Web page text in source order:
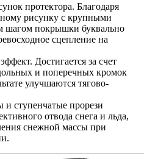
протектора. Благодаря
рисунку с крупными
шагом покрышки буквально
сцепление на
Достигается за счет
и поперечных кромок
улучшаются тягово-
ступенчатые прорези
отвода снега и льда,
снежной массы при